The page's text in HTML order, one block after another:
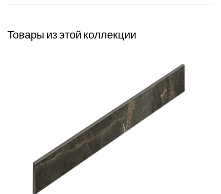
Товары из этой коллекции